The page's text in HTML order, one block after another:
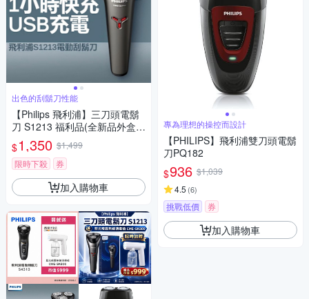
出色的刮鬍刀性能
【Philips 飛利浦】三刀頭電鬍
刀 S1213 福利品(全新品外盒凹
損)
$1,350 $1,499
限時下殺
券
加入購物車
專為理想的操控而設計
【PHILIPS】飛利浦雙刀頭電鬍
刀PQ182
$936 $1,039
4.5 (6)
挑戰低價 券
加入購物車